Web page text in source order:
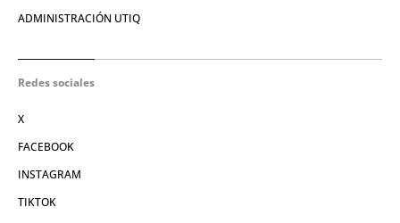
ADMINISTRACIÓN UTIQ
Redes sociales
X
FACEBOOK
INSTAGRAM
TIKTOK